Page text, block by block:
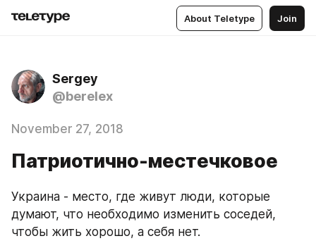
About Teletype Join
Sergey
@berelex
November 27, 2018
Патриотично-местечковое
Украина - место, где живут люди, которые
думают, что необходимо изменить соседей,
чтобы жить хорошо, а себя нет.